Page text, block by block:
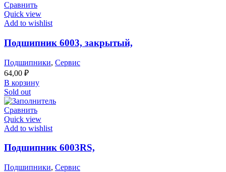
Сравнить
Quick view
Add to wishlist
Подшипник 6003, закрытый,
Подшипники, Сервис
64,00 ₽
В корзину
Sold out
Сравнить
Quick view
Add to wishlist
Подшипник 6003RS,
Подшипники, Сервис